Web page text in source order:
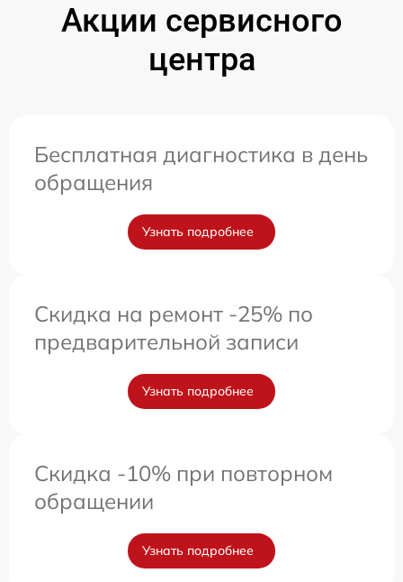
Акции сервисного
центра
Бесплатная диагностика в день
обращения
Узнать подробнее
Скидка на ремонт -25% по
предварительной записи
Узнать подробнее
Скидка -10% при повторном
обращении
Узнать подробнее